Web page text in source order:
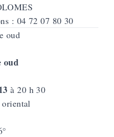
: 04 72 07 80 30
oud
à 20 h 30